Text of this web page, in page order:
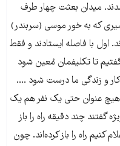
آمدند. میدان بعثت چهار طرف
که به خور موسی (سربندر)
با فاصله ایستادند و فقط
تا تکلیفمان مُعین شود
کار و زندگی ما درست شود ....
هیچ عنوان حتی یک نفر هم یک
گفتند چند دقیقه راه را باز
کنیم راه را باز کرده‌اند. چون